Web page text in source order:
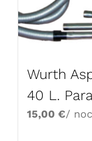
Wurth
40 L.
15,00 €/